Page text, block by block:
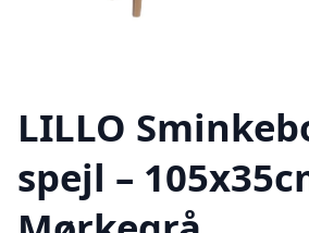
LILLO
spejl –